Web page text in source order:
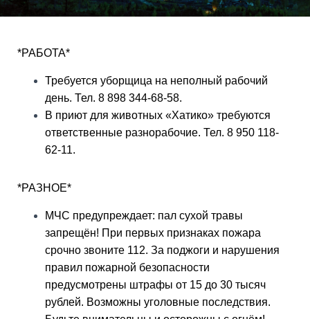
*РАБОТА*
Требуется уборщица на неполный рабочий
день. Тел. 8 898 344-68-58.
В приют для животных «Хатико» требуются
ответственные разнорабочие. Тел. 8 950 118-
62-11.
*РАЗНОЕ*
МЧС предупреждает: пал сухой травы
запрещён! При первых признаках пожара
срочно звоните 112. За поджоги и нарушения
правил пожарной безопасности
предусмотрены штрафы от 15 до 30 тысяч
рублей. Возможны уголовные последствия.